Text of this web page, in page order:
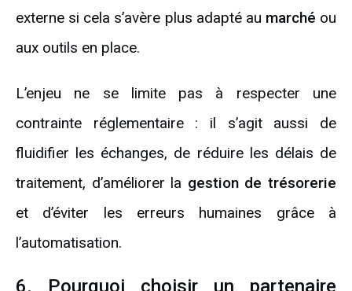
externe si cela s’avère plus adapté au marché ou
aux outils en place.
L’enjeu ne se limite pas à respecter une
contrainte réglementaire : il s’agit aussi de
fluidifier les échanges, de réduire les délais de
traitement, d’améliorer la gestion de trésorerie
et d’éviter les erreurs humaines grâce à
l’automatisation.
6. Pourquoi choisir un partenaire